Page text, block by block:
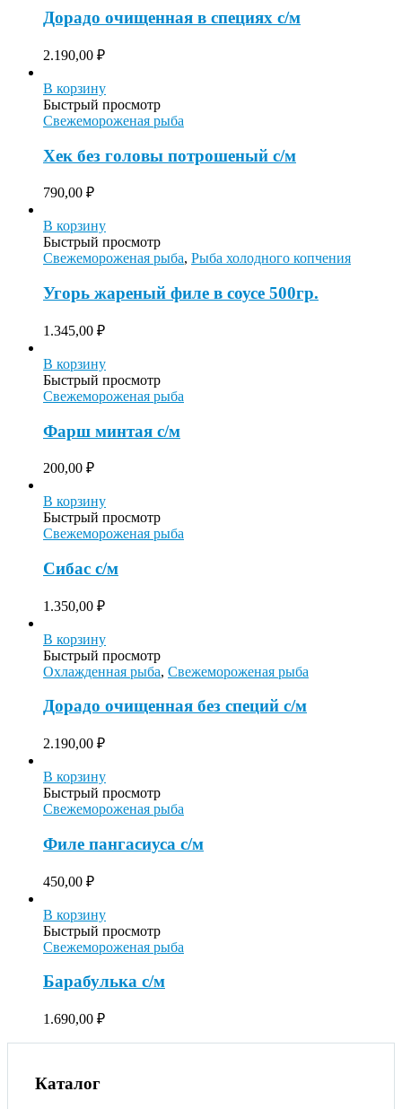
Дорадо очищенная в специях с/м
2.190,00 ₽
В корзину
Быстрый просмотр
Свежемороженая рыба
Хек без головы потрошеный с/м
790,00 ₽
В корзину
Быстрый просмотр
Свежемороженая рыба, Рыба холодного копчения
Угорь жареный филе в соусе 500гр.
1.345,00 ₽
В корзину
Быстрый просмотр
Свежемороженая рыба
Фарш минтая с/м
200,00 ₽
В корзину
Быстрый просмотр
Свежемороженая рыба
Сибас с/м
1.350,00 ₽
В корзину
Быстрый просмотр
Охлажденная рыба, Свежемороженая рыба
Дорадо очищенная без специй с/м
2.190,00 ₽
В корзину
Быстрый просмотр
Свежемороженая рыба
Филе пангасиуса с/м
450,00 ₽
В корзину
Быстрый просмотр
Свежемороженая рыба
Барабулька с/м
1.690,00 ₽
Каталог